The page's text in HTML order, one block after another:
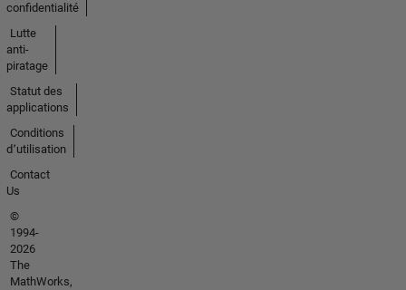
confidentialité
Lutte
anti-
piratage
Statut des
applications
Conditions
d՚utilisation
Contact
Us
©
1994-
2026
The
MathWorks,